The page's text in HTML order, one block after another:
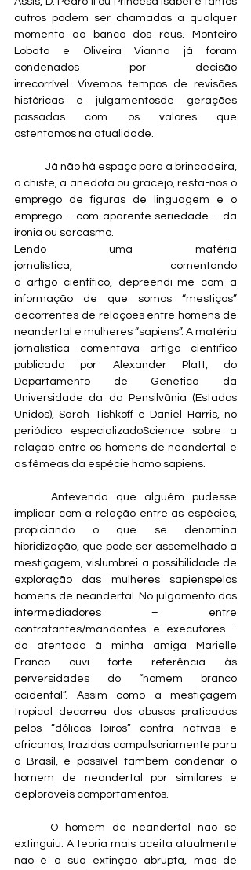
outros podem ser chamados a qualquer
momento ao banco dos réus. Monteiro
Lobato e Oliveira Vianna já foram
condenados por decisão
irrecorrível. Vivemos tempos de revisões
históricas e julgamentosde gerações
passadas com os valores que
ostentamos na atualidade.
o chiste, a anedota ou gracejo, resta-nos o
emprego de figuras de linguagem e o
emprego – com aparente seriedade – da
ironia ou sarcasmo.
Lendo uma matéria
jornalística, comentando
o artigo científico, depreendi-me com a
informação de que somos “mestiços”
decorrentes de relações entre homens de
neandertal e mulheres “sapiens”. A matéria
jornalística comentava artigo científico
publicado por Alexander Platt, do
Departamento de Genética da
Universidade da da Pensilvânia (Estados
Unidos), Sarah Tishkoff e Daniel Harris, no
periódico especializadoScience sobre a
relação entre os homens de neandertal e
as fêmeas da espécie homo sapiens.
	Antevendo que alguém pudesse
implicar com a relação entre as espécies,
propiciando o que se denomina
hibridização, que pode ser assemelhado a
mestiçagem, vislumbrei a possibilidade de
exploração das mulheres sapienspelos
homens de neandertal. No julgamento dos
intermediadores – entre
contratantes/mandantes e executores -
do atentado à minha amiga Marielle
Franco ouvi forte referência às
perversidades do “homem branco
ocidental”. Assim como a mestiçagem
tropical decorreu dos abusos praticados
pelos “dólicos loiros” contra nativas e
africanas, trazidas compulsoriamente para
o Brasil, é possível também condenar o
homem de neandertal por similares e
deploráveis comportamentos.
extinguiu. A teoria mais aceita atualmente
não é a sua extinção abrupta, mas de